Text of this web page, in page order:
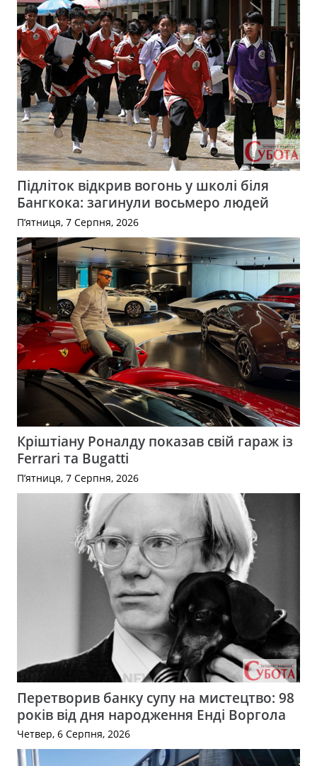
Підліток відкрив вогонь у школі біля
Бангкока: загинули восьмеро людей
П’ятниця, 7 Серпня, 2026
Кріштіану Роналду показав свій гараж із
Ferrari та Bugatti
П’ятниця, 7 Серпня, 2026
Перетворив банку супу на мистецтво: 98
років від дня народження Енді Воргола
Четвер, 6 Серпня, 2026